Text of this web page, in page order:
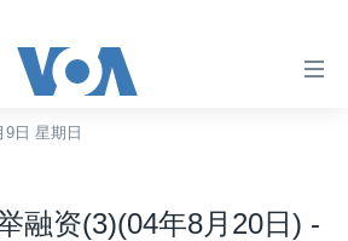
日 星期日
融资(3)(04年8月20日) -